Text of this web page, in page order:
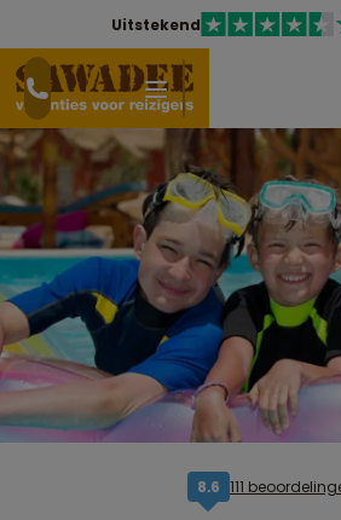
Uitstekend
8,6 111